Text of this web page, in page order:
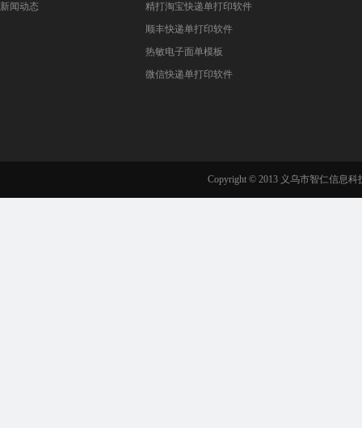
新闻动态
精打淘宝快递单打印软件
顺丰快递单打印软件
热敏电子面单模板
微信快递单打印软件
Copyright © 2013 义乌市智仁信息科